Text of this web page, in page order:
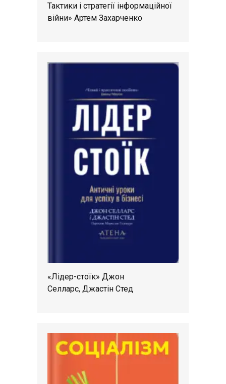
Тактики і стратегії інформаційної
війни» Артем Захарченко
«Лідер-стоїк» Джон
Селларс, Джастін Стед